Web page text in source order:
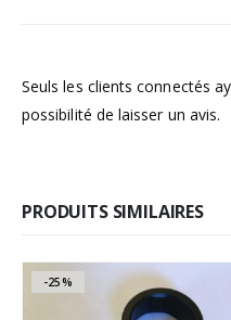
Seuls les clients connectés
possibilité de laisser un avis.
PRODUITS SIMILAIRES
-25%